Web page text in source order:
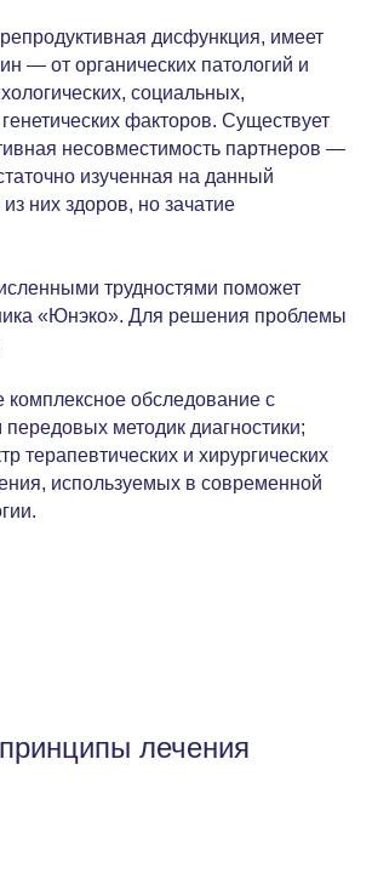
дисфункция, имеет
— от органических патологий и
социальных,
генетических факторов. Существует
несовместимость партнеров —
изученная на данный
них здоров, но зачатие
трудностями поможет
«Юнэко». Для решения проблемы
комплексное обследование с
методик диагностики;
терапевтических и хирургических
используемых в современной
лечения